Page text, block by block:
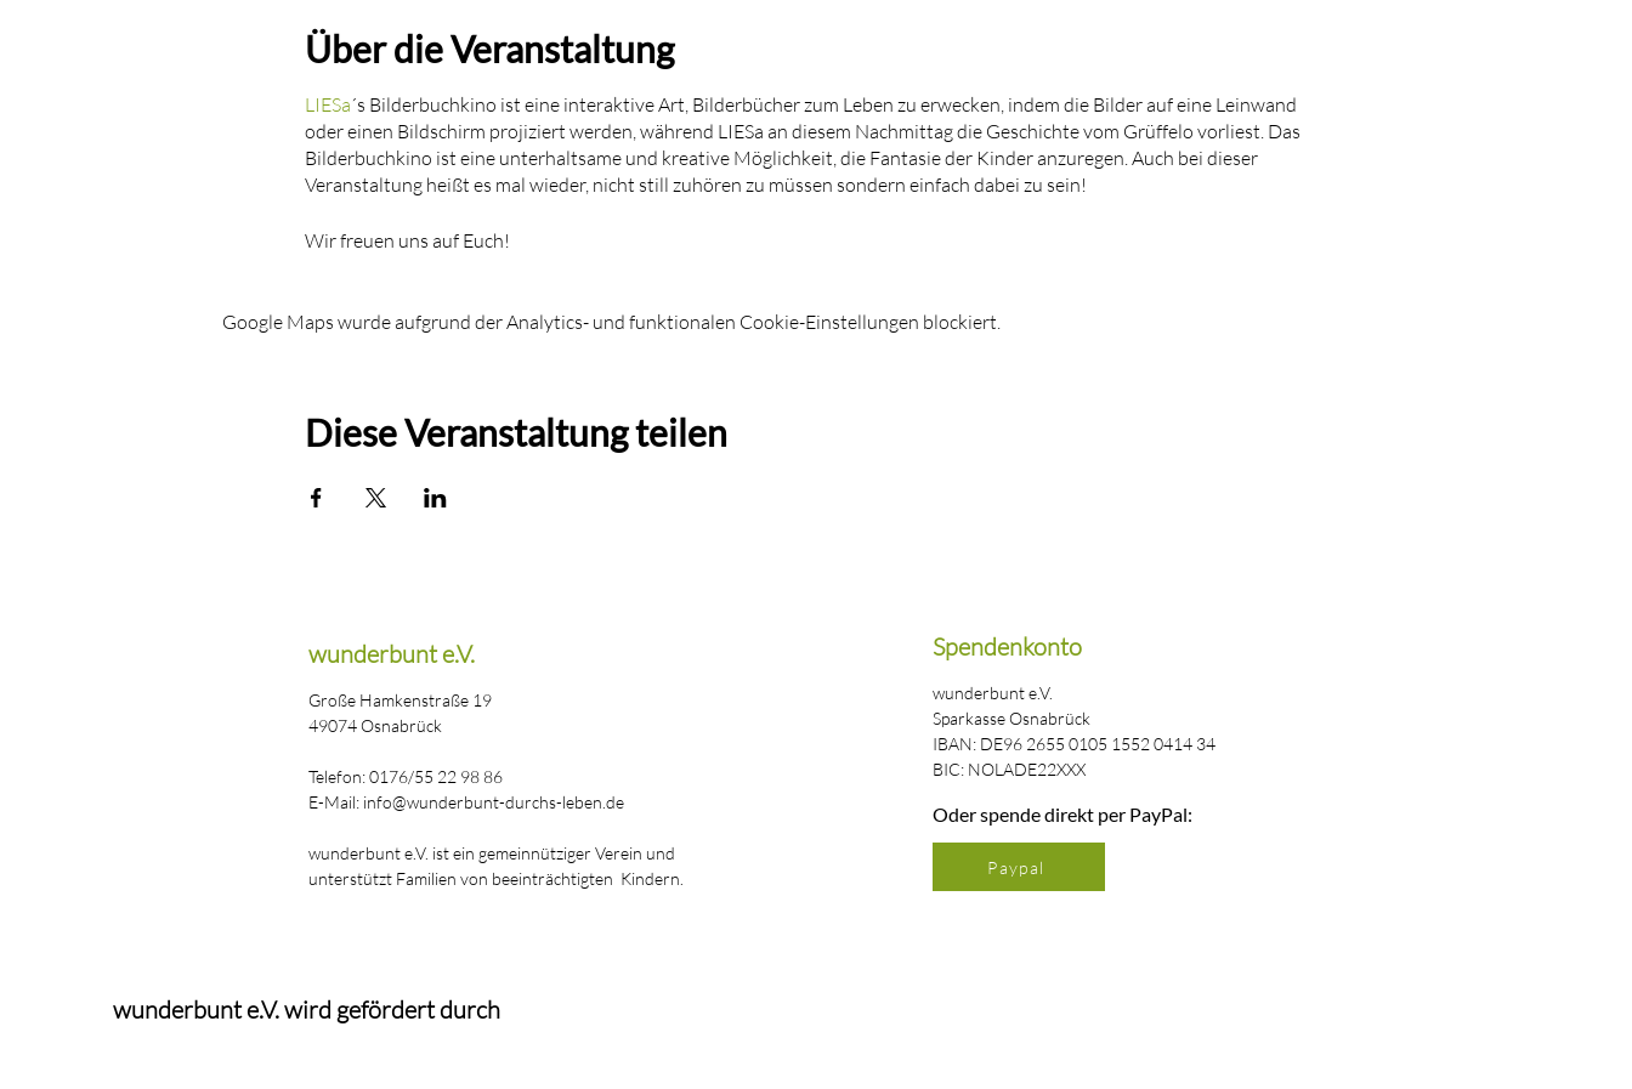
Über die Veranstaltung
LIESa´s Bilderbuchkino ist eine interaktive Art, Bilderbücher zum Leben zu erwecken, indem die Bilder auf eine Leinwand
oder einen Bildschirm projiziert werden, während LIESa an diesem Nachmittag die Geschichte vom Grüffelo vorliest. Das
Bilderbuchkino ist eine unterhaltsame und kreative Möglichkeit, die Fantasie der Kinder anzuregen. Auch bei dieser
Veranstaltung heißt es mal wieder, nicht still zuhören zu müssen sondern einfach dabei zu sein!
Wir freuen uns auf Euch!
Google Maps wurde aufgrund der Analytics- und funktionalen Cookie-Einstellungen blockiert.
Diese Veranstaltung teilen
wunderbunt e.V.
Große Hamkenstraße 19
49074 Osnabrück
Telefon: 0176/55 22 98 86
E-Mail: info@wunderbunt-durchs-leben.de
wunderbunt e.V. ist ein gemeinnütziger Verein und
unterstützt Familien von beeinträchtigten Kindern.
Spendenkonto
wunderbunt e.V.
Sparkasse Osnabrück
IBAN: DE96 2655 0105 1552 0414 34
BIC: NOLADE22XXX
Oder spende direkt per PayPal:
Paypal
wunderbunt e.V. wird gefördert durch